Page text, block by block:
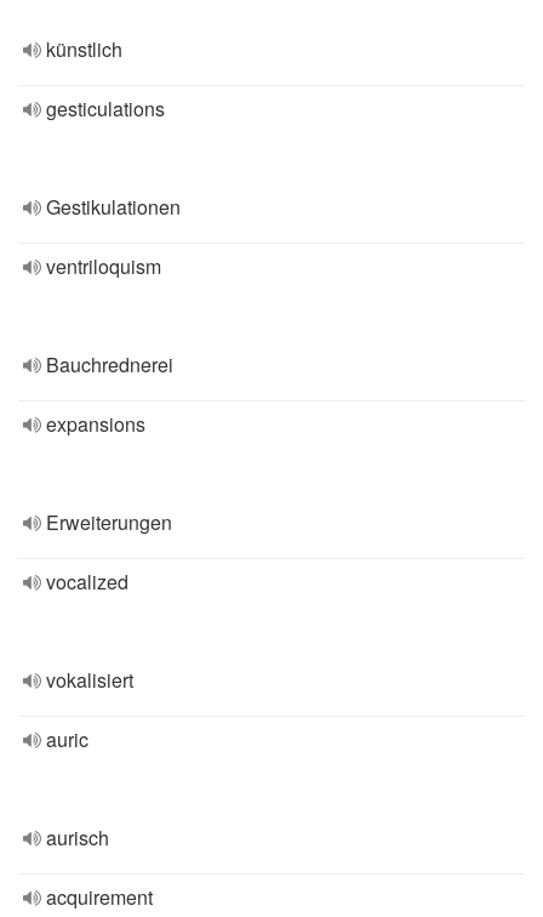
künstlich
gesticulations
Gestikulationen
ventriloquism
Bauchrednerei
expansions
Erweiterungen
vocalized
vokalisiert
auric
aurisch
acquirement